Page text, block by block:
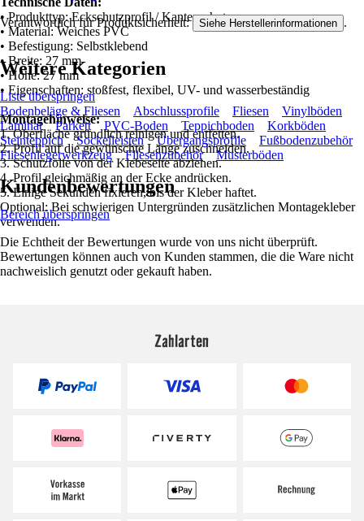
• Produkttyp: Eckschutzprofil / Kantenschutz
• Material: Weiches PVC
• Befestigung: Selbstklebend
• Breite: 27 mm
• Höhe: 27 mm
• Eigenschaften: stoßfest, flexibel, UV- und wasserbeständig
Montagehinweise:
1. Oberfläche gründlich reinigen und entfetten.
2. Profil auf die gewünschte Länge zuschneiden.
3. Schutzfolie von der Klebeseite abziehen.
4. Profil gleichmäßig an der Ecke andrücken.
5. Einige Sekunden fixieren, bis der Kleber haftet.
Optional: Bei schwierigen Untergründen zusätzlichen Montagekleber
verwenden.
Verantwortlich für Produktsicherheit: Siehe Herstellerinformationen .
Weitere Kategorien
Liste überspringen
Bodenbeläge & Fliesen
Abschlussprofile Fliesen
Vinylböden
Laminat
Parkett PVC-Boden Teppichboden
Korkböden
Steinteppich
Sockelleisten Übergangsprofile
Fußbodenzubehör
Fliesenlegerwerkzeug
Fliesenzubehör Musterböden
Kundenbewertungen
Bereich überspringen
Die Echtheit der Bewertungen wurde von uns nicht überprüft.
Bewertungen können auch von Kunden stammen, die die Ware nicht
nachweislich genutzt oder gekauft haben.
Zahlarten